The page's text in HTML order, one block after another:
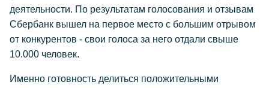
деятельности. По результатам голосования и отзывам
Сбербанк вышел на первое место с большим отрывом
от конкурентов - свои голоса за него отдали свыше
10.000 человек.
Именно готовность делиться положительными